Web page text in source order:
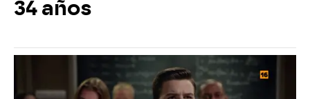
34 años